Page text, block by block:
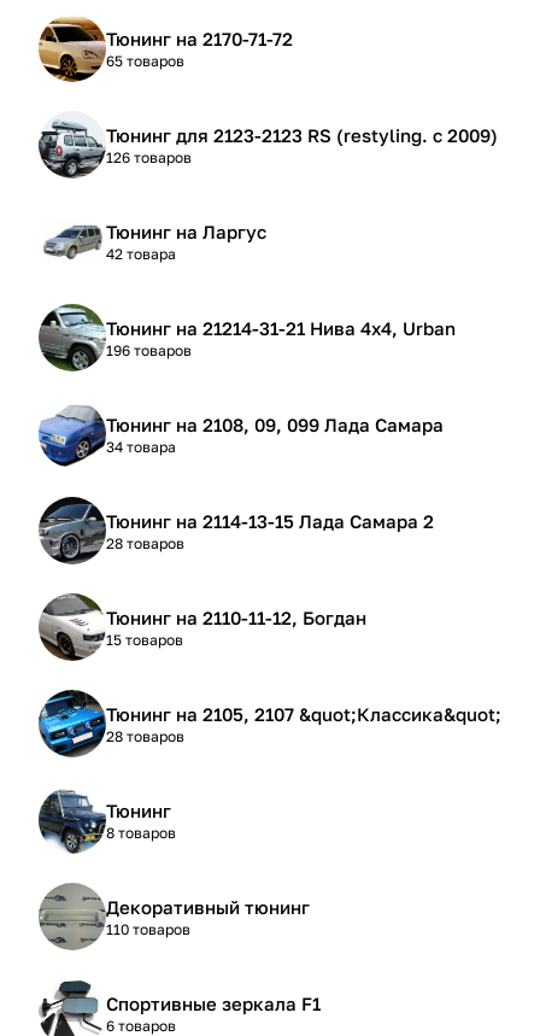
Тюнинг на 2170-71-72
65 товаров
Тюнинг для 2123-2123 RS (restyling. с 2009)
126 товаров
Тюнинг на Ларгус
42 товара
Тюнинг на 21214-31-21 Нива 4х4, Urban
196 товаров
Тюнинг на 2108, 09, 099 Лада Самара
34 товара
Тюнинг на 2114-13-15 Лада Самара 2
28 товаров
Тюнинг на 2110-11-12, Богдан
15 товаров
Тюнинг на 2105, 2107 &quot;Классика&quot;
28 товаров
Тюнинг
8 товаров
Декоративный тюнинг
110 товаров
Спортивные зеркала F1
6 товаров